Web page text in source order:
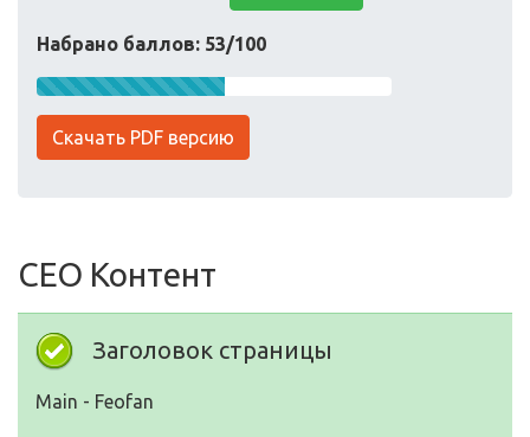
Набрано баллов: 53/100
Скачать PDF версию
СЕО Контент
Заголовок страницы
Main - Feofan